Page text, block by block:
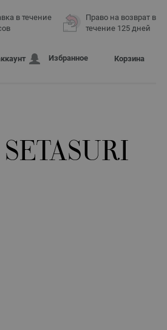
в течение
Право на возврат в
течение 125 дней
Избранное Корзина